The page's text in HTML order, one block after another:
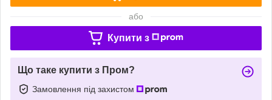
або
Купити з
Що таке купити з Пром?
Замовлення під захистом